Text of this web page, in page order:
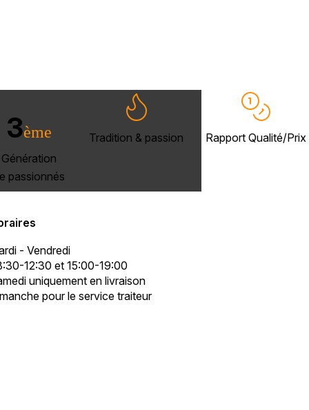
3ème
Génération
passionnés
Tradition & passion Rapport Qualité/Prix
- Vendredi
12:30 et 15:00-19:00
uniquement en livraison
pour le service traiteur